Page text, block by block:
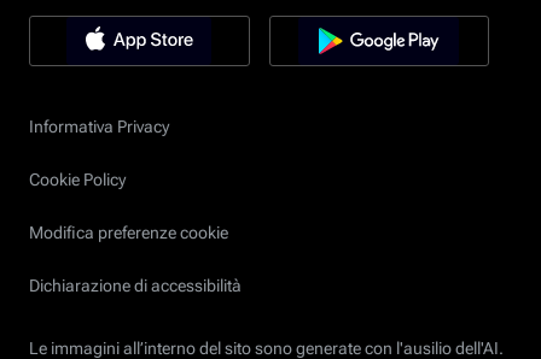
Informativa Privacy
Cookie Policy
Modifica preferenze cookie
Dichiarazione di accessibilità
Le immagini all’interno del sito sono generate con l'ausilio dell'AI.